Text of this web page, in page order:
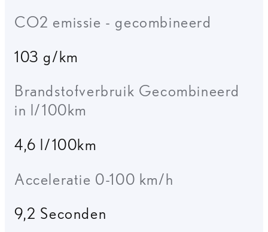
CO2 emissie - gecombineerd
103 g/km
Brandstofverbruik Gecombineerd
in l/100km
4,6 l/100km
Acceleratie 0-100 km/h
9,2 Seconden